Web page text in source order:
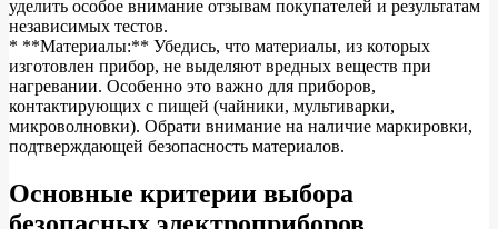
уделить особое внимание отзывам покупателей и результатам
независимых тестов.
* **Материалы:** Убедись, что материалы, из которых
изготовлен прибор, не выделяют вредных веществ при
нагревании. Особенно это важно для приборов,
контактирующих с пищей (чайники, мультиварки,
микроволновки). Обрати внимание на наличие маркировки,
подтверждающей безопасность материалов.
Основные критерии выбора